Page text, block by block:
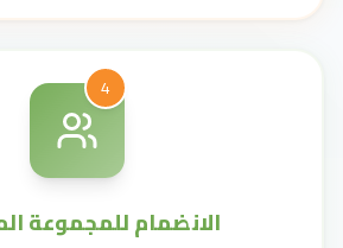
4
الانضمام للمجموعة